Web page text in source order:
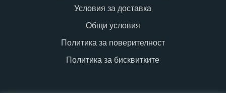
Условия за доставка
Общи условия
Политика за поверителност
Политика за бисквитките